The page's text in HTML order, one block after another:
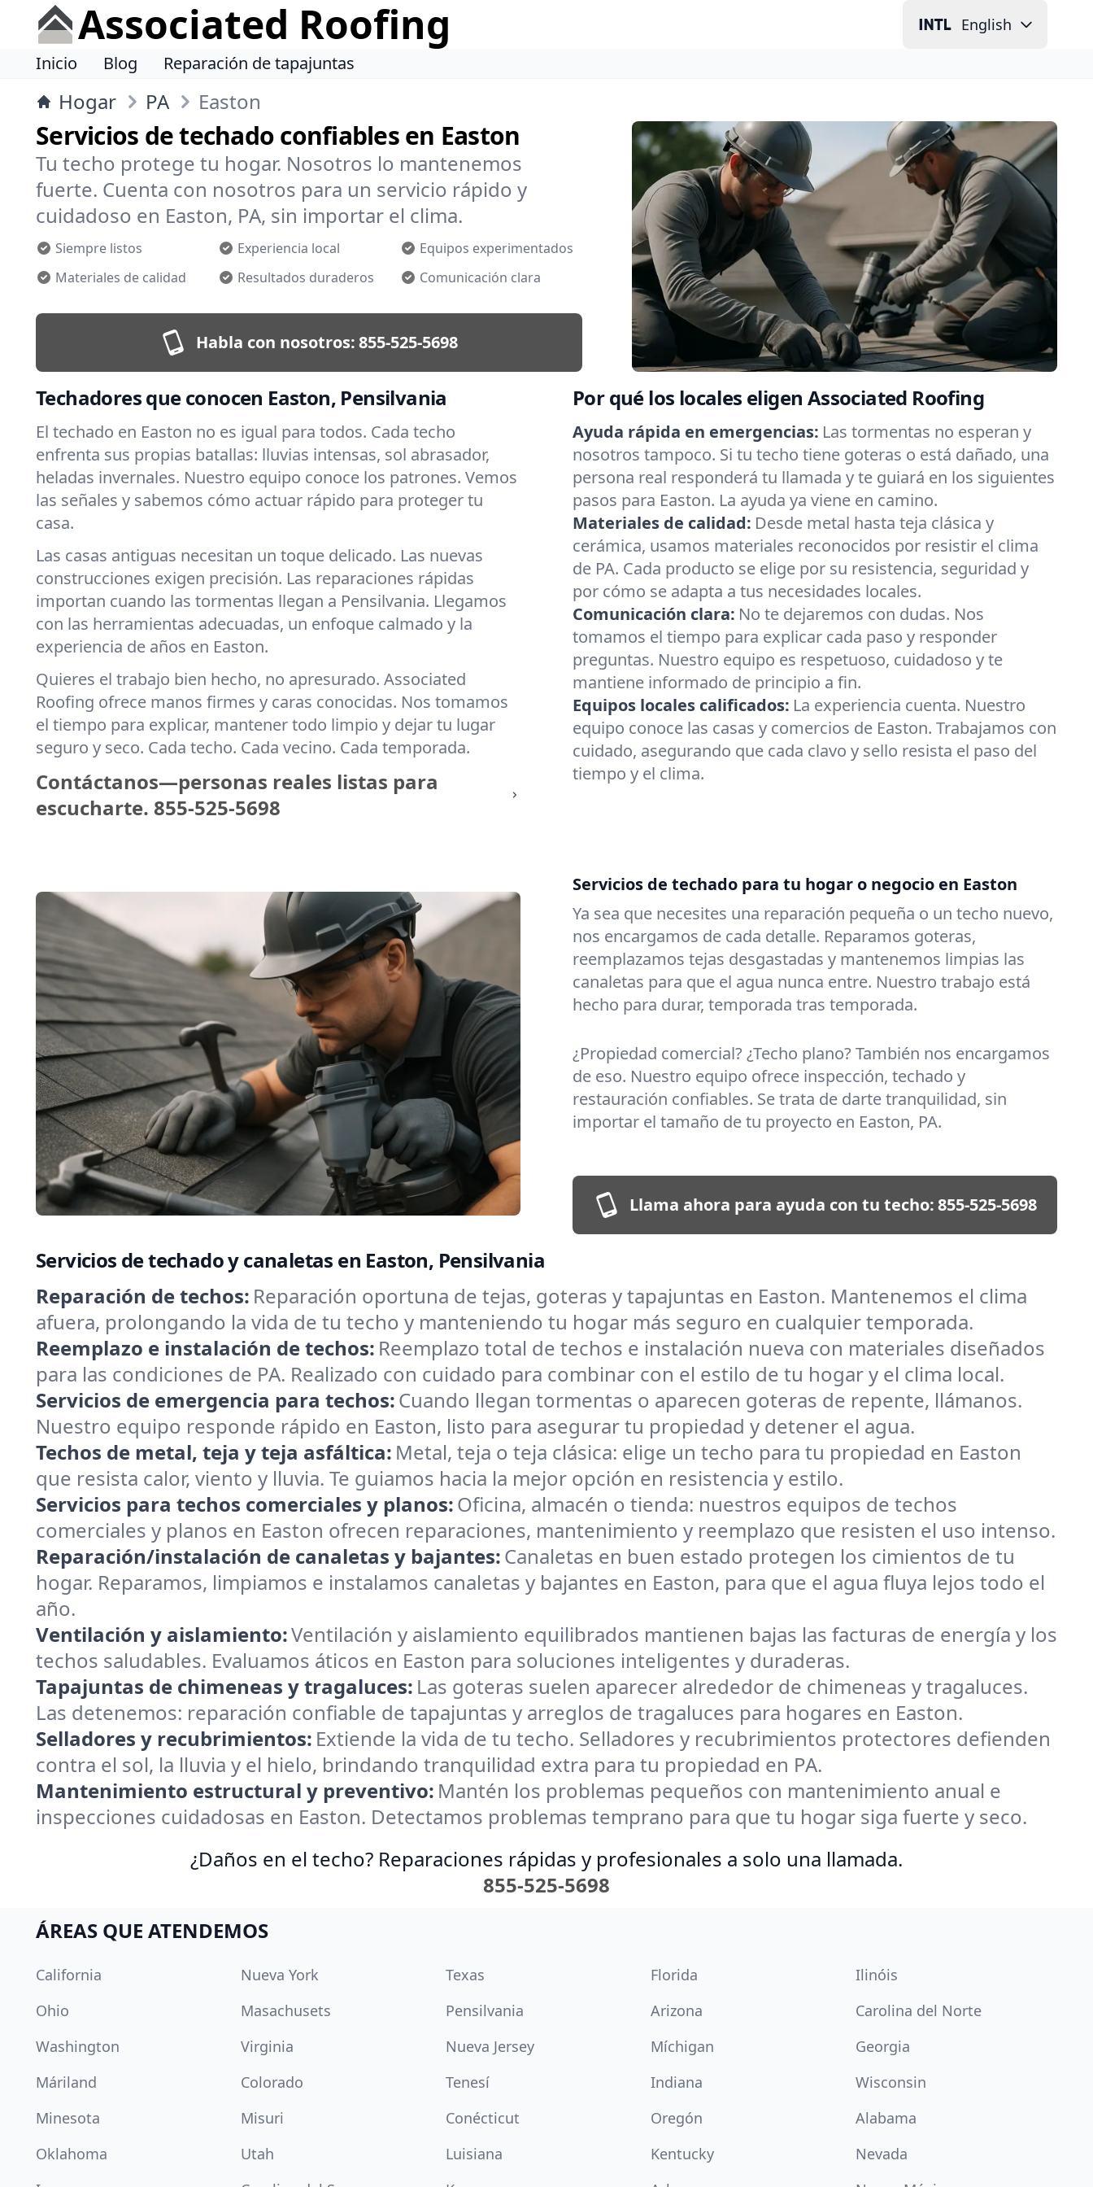
Associated Roofing English
Inicio Blog Reparación de tapajuntas
Hogar PA Easton
Servicios de techado confiables en Easton
Tu techo protege tu hogar. Nosotros lo mantenemos
fuerte. Cuenta con nosotros para un servicio rápido y
cuidadoso en Easton, PA, sin importar el clima.
Siempre listos Experiencia local
Equipos experimentados
Materiales de calidad
Resultados duraderos Comunicación clara
Habla con nosotros:855-525-5698
Techadores que conocen Easton, Pensilvania
El techado en Easton no es igual para todos. Cada techo
enfrenta sus propias batallas: lluvias intensas, sol abrasador,
heladas invernales. Nuestro equipo conoce los patrones. Vemos
las señales y sabemos cómo actuar rápido para proteger tu
casa.
Las casas antiguas necesitan un toque delicado. Las nuevas
construcciones exigen precisión. Las reparaciones rápidas
importan cuando las tormentas llegan a Pensilvania. Llegamos
con las herramientas adecuadas, un enfoque calmado y la
experiencia de años en Easton.
Quieres el trabajo bien hecho, no apresurado. Associated
Roofing ofrece manos firmes y caras conocidas. Nos tomamos
el tiempo para explicar, mantener todo limpio y dejar tu lugar
seguro y seco. Cada techo. Cada vecino. Cada temporada.
Contáctanos—personas reales listas para
escucharte. 855-525-5698
Por qué los locales eligen Associated Roofing
Ayuda rápida en emergencias: Las tormentas no esperan y
nosotros tampoco. Si tu techo tiene goteras o está dañado, una
persona real responderá tu llamada y te guiará en los siguientes
pasos para Easton. La ayuda ya viene en camino.
Materiales de calidad: Desde metal hasta teja clásica y
cerámica, usamos materiales reconocidos por resistir el clima
de PA. Cada producto se elige por su resistencia, seguridad y
por cómo se adapta a tus necesidades locales.
Comunicación clara: No te dejaremos con dudas. Nos
tomamos el tiempo para explicar cada paso y responder
preguntas. Nuestro equipo es respetuoso, cuidadoso y te
mantiene informado de principio a fin.
Equipos locales calificados: La experiencia cuenta. Nuestro
equipo conoce las casas y comercios de Easton. Trabajamos con
cuidado, asegurando que cada clavo y sello resista el paso del
tiempo y el clima.
Servicios de techado para tu hogar o negocio en Easton
Ya sea que necesites una reparación pequeña o un techo nuevo,
nos encargamos de cada detalle. Reparamos goteras,
reemplazamos tejas desgastadas y mantenemos limpias las
canaletas para que el agua nunca entre. Nuestro trabajo está
hecho para durar, temporada tras temporada.
¿Propiedad comercial? ¿Techo plano? También nos encargamos
de eso. Nuestro equipo ofrece inspección, techado y
restauración confiables. Se trata de darte tranquilidad, sin
importar el tamaño de tu proyecto en Easton, PA.
Llama ahora para ayuda con tu techo:855-525-5698
Servicios de techado y canaletas en Easton, Pensilvania
Reparación de techos: Reparación oportuna de tejas, goteras y tapajuntas en Easton. Mantenemos el clima
afuera, prolongando la vida de tu techo y manteniendo tu hogar más seguro en cualquier temporada.
Reemplazo e instalación de techos: Reemplazo total de techos e instalación nueva con materiales diseñados
para las condiciones de PA. Realizado con cuidado para combinar con el estilo de tu hogar y el clima local.
Servicios de emergencia para techos:Cuando llegan tormentas o aparecen goteras de repente, llámanos.
Nuestro equipo responde rápido en Easton, listo para asegurar tu propiedad y detener el agua.
Techos de metal, teja y teja asfáltica: Metal, teja o teja clásica: elige un techo para tu propiedad en Easton
que resista calor, viento y lluvia. Te guiamos hacia la mejor opción en resistencia y estilo.
Servicios para techos comerciales y planos:Oficina, almacén o tienda: nuestros equipos de techos
comerciales y planos en Easton ofrecen reparaciones, mantenimiento y reemplazo que resisten el uso intenso.
Reparación/instalación de canaletas y bajantes:Canaletas en buen estado protegen los cimientos de tu
hogar. Reparamos, limpiamos e instalamos canaletas y bajantes en Easton, para que el agua fluya lejos todo el
año.
Ventilación y aislamiento:Ventilación y aislamiento equilibrados mantienen bajas las facturas de energía y los
techos saludables. Evaluamos áticos en Easton para soluciones inteligentes y duraderas.
Tapajuntas de chimeneas y tragaluces: Las goteras suelen aparecer alrededor de chimeneas y tragaluces.
Las detenemos: reparación confiable de tapajuntas y arreglos de tragaluces para hogares en Easton.
Selladores y recubrimientos: Extiende la vida de tu techo. Selladores y recubrimientos protectores defienden
contra el sol, la lluvia y el hielo, brindando tranquilidad extra para tu propiedad en PA.
Mantenimiento estructural y preventivo: Mantén los problemas pequeños con mantenimiento anual e
inspecciones cuidadosas en Easton. Detectamos problemas temprano para que tu hogar siga fuerte y seco.
¿Daños en el techo? Reparaciones rápidas y profesionales a solo una llamada.
855-525-5698
ÁREAS QUE ATENDEMOS
California Nueva York Texas Florida
Ilinóis
Ohio
Masachusets Pensilvania Arizona
Carolina del Norte
Washington
Virginia Nueva Jersey Míchigan
Georgia
Máriland
Colorado Tenesí Indiana
Wisconsin
Minesota
Misuri Conécticut Oregón
Alabama
Oklahoma
Utah Luisiana Kentucky
Nevada